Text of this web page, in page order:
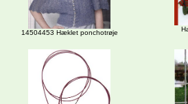
14504453 Hæklet ponchotrøje